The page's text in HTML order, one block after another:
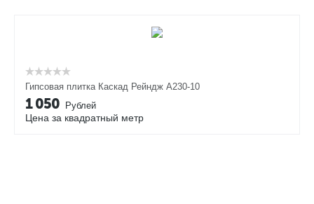
Гипсовая плитка Каскад Рейндж А230-10
1 050 Рублей
Цена за квадратный метр